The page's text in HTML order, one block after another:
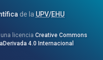
de la UPV/EHU
licencia Creative Commons
4.0 Internacional